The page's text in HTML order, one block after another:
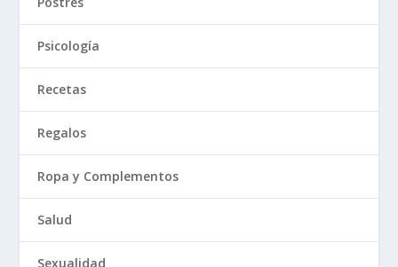
Psicología
Recetas
Regalos
Ropa y Complementos
Salud
Sexualidad